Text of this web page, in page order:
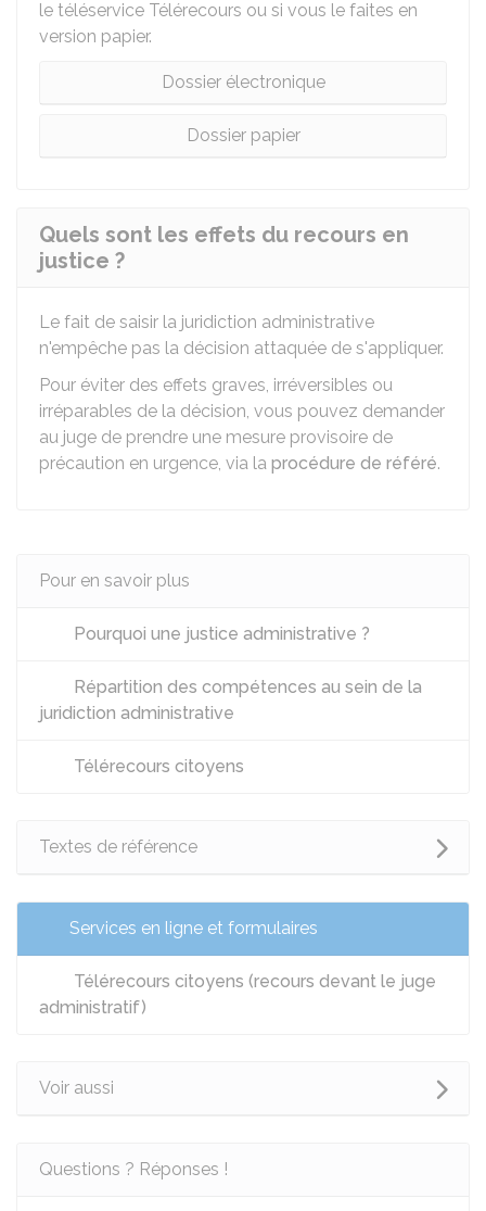
le téléservice Télérecours ou si vous le faites en
version papier.
Dossier électronique
Dossier papier
Quels sont les effets du recours en
justice ?
Le fait de saisir la juridiction administrative
n'empêche pas la décision attaquée de s'appliquer.
Pour éviter des effets graves, irréversibles ou
irréparables de la décision, vous pouvez demander
au juge de prendre une mesure provisoire de
précaution en urgence, via la procédure de référé.
Pour en savoir plus
Pourquoi une justice administrative ?
Répartition des compétences au sein de la
juridiction administrative
Télérecours citoyens
Textes de référence
Services en ligne et formulaires
Télérecours citoyens (recours devant le juge
administratif)
Voir aussi
Questions ? Réponses !